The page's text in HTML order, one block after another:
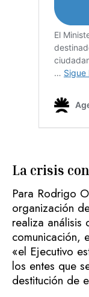
La crisis
Para Rodrigo
organización
realiza análisis
comunicación,
«el Ejecutivo
los entes que
destitución de